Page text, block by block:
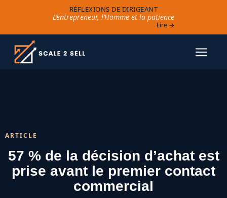
RÉFLEXIONS DE DIRIGEANT
L’entrepreneur, l’Homme et la patience
Lire →
ARTICLE
57 % de la décision d’achat est
prise avant le premier contact
commercial